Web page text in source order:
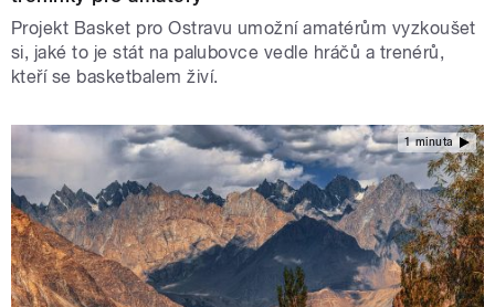
Projekt Basket pro Ostravu umožní amatérům vyzkoušet
si, jaké to je stát na palubovce vedle hráčů a trenérů,
kteří se basketbalem živí.
1 minuta